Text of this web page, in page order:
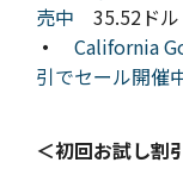
売中 35.52ドル
・
California
引でセール開催
＜初回お試し